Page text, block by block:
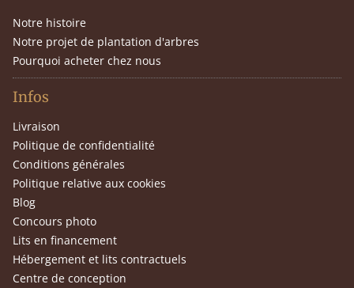
Notre histoire
Notre projet de plantation d'arbres
Pourquoi acheter chez nous
Infos
Livraison
Politique de confidentialité
Conditions générales
Politique relative aux cookies
Blog
Concours photo
Lits en financement
Hébergement et lits contractuels
Centre de conception